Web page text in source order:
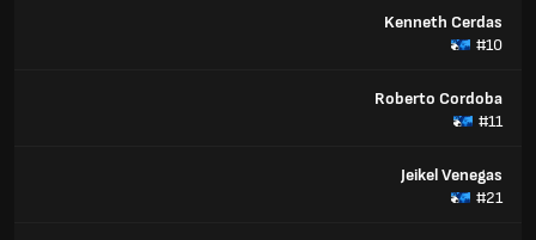
Kenneth Cerdas
#10
Roberto Cordoba
#11
Jeikel Venegas
#21